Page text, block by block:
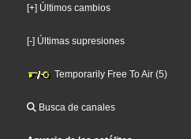
[+] Últimos cambios
[-] Últimas supresiones
Temporarily Free To Air (5)
Busca de canales